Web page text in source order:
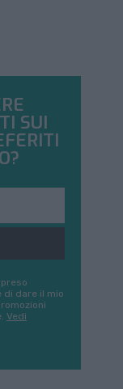
SUI
di dare il mio
Vedi